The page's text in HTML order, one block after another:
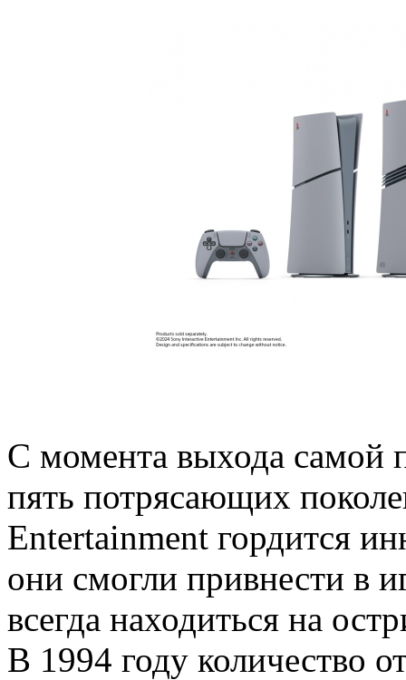
С момента выхода самой
пять потрясающих
Entertainment гордится
они смогли привнести в
всегда находиться на
В 1994 году количество